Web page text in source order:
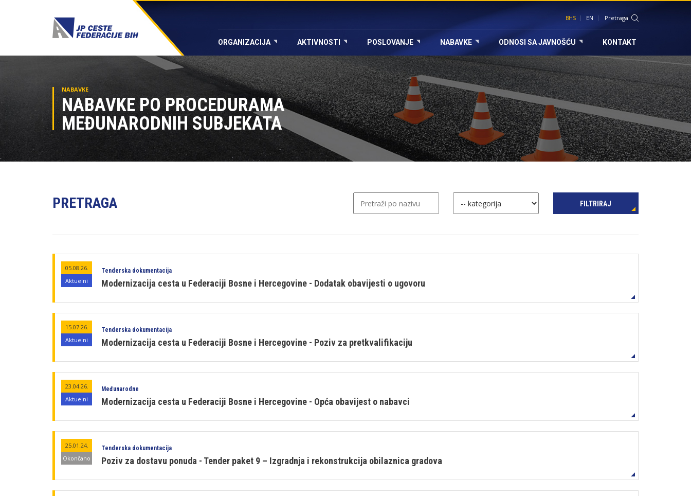
BHS EN
ORGANIZACIJA AKTIVNOSTI POSLOVANJE NABAVKE ODNOSI SA JAVNOŠĆU KONTAKT
NABAVKE
NABAVKE PO PROCEDURAMA
MEĐUNARODNIH SUBJEKATA
PRETRAGA FILTRIRAJ
05.08.26.
Aktuelni
Tenderska dokumentacija
Modernizacija cesta u Federaciji Bosne i Hercegovine - Dodatak obavijesti o ugovoru
15.07.26.
Aktuelni
Tenderska dokumentacija
Modernizacija cesta u Federaciji Bosne i Hercegovine - Poziv za pretkvalifikaciju
23.04.26.
Aktuelni
Međunarodne
Modernizacija cesta u Federaciji Bosne i Hercegovine - Opća obavijest o nabavci
25.01.24.
Okončano
Tenderska dokumentacija
Poziv za dostavu ponuda - Tender paket 9 – Izgradnja i rekonstrukcija obilaznica gradova